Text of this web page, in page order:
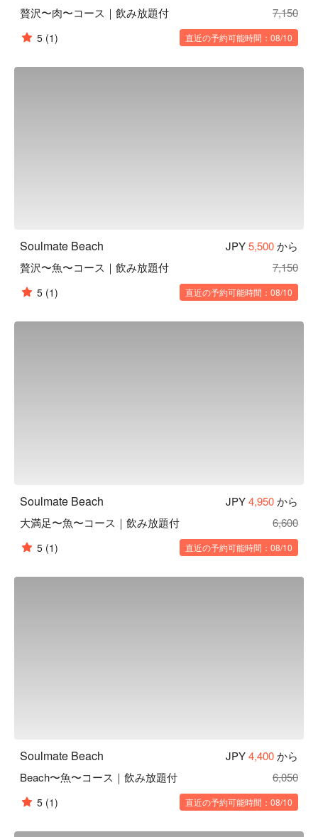
贅沢〜肉〜コース｜飲み放題付
7,150
5 (1) 直近の予約可能時間：08/10
Soulmate Beach JPY5,500から
贅沢〜魚〜コース｜飲み放題付
7,150
5 (1) 直近の予約可能時間：08/10
Soulmate Beach JPY4,950から
大満足〜魚〜コース｜飲み放題付
6,600
5 (1) 直近の予約可能時間：08/10
Soulmate Beach JPY4,400から
Beach〜魚〜コース｜飲み放題付
6,050
5 (1) 直近の予約可能時間：08/10